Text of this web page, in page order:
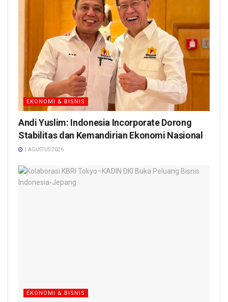
EKONOMI & BISNIS
Andi Yuslim: Indonesia Incorporate Dorong
Stabilitas dan Kemandirian Ekonomi Nasional
1 AGUSTUS 2026
EKONOMI & BISNIS